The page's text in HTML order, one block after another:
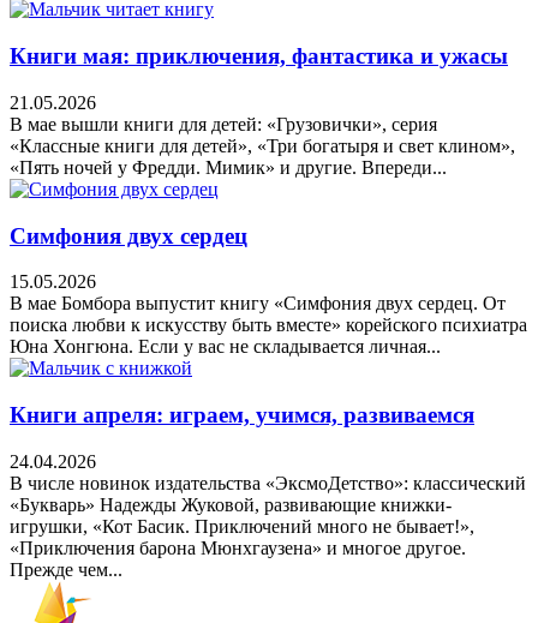
Книги мая: приключения, фантастика и ужасы
21.05.2026
В мае вышли книги для детей: «Грузовички», серия
«Классные книги для детей», «Три богатыря и свет клином»,
«Пять ночей у Фредди. Мимик» и другие. Впереди...
Симфония двух сердец
15.05.2026
В мае Бомбора выпустит книгу «Симфония двух сердец. От
поиска любви к искусству быть вместе» корейского психиатра
Юна Хонгюна. Если у вас не складывается личная...
Книги апреля: играем, учимся, развиваемся
24.04.2026
В числе новинок издательства «ЭксмоДетство»: классический
«Букварь» Надежды Жуковой, развивающие книжки-
игрушки, «Кот Басик. Приключений много не бывает!»,
«Приключения барона Мюнхгаузена» и многое другое.
Прежде чем...